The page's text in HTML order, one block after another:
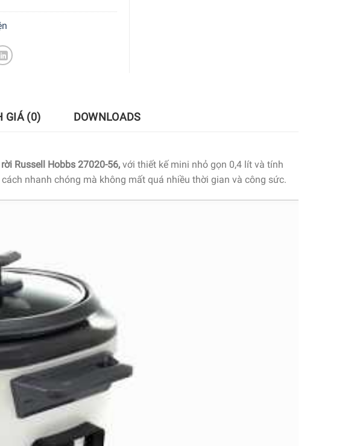
GIÁ (0) DOWNLOADS
Russell Hobbs 27020-56, với thiết kế mini nhỏ gọn 0,4 lít và tính
nhanh chóng mà không mất quá nhiều thời gian và công sức.